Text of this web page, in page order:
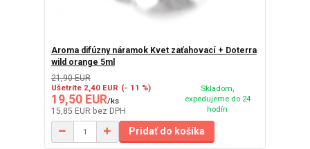
Aroma difúzny náramok Kvet zaťahovací + Doterra
wild orange 5ml
21,90 EUR
Ušetríte 2,40 EUR (- 11 %)
19,50 EUR/ks
15,85 EUR bez DPH
Skladom,
expedujeme do 24
hodín
Pridať do košíka